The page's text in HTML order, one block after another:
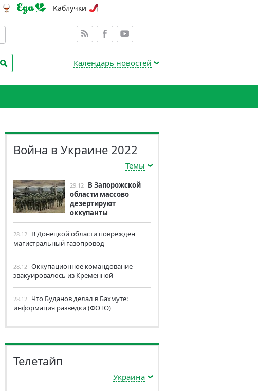
Каблучки
Календарь новостей
Война в Украине 2022
Темы
29.12 В Запорожской
области массово
дезертируют
оккупанты
28.12 В Донецкой области поврежден
магистральный газопровод
28.12 Оккупационное командование
эвакуировалось из Кременной
28.12 Что Буданов делал в Бахмуте:
информация разведки (ФОТО)
Телетайп
Украина